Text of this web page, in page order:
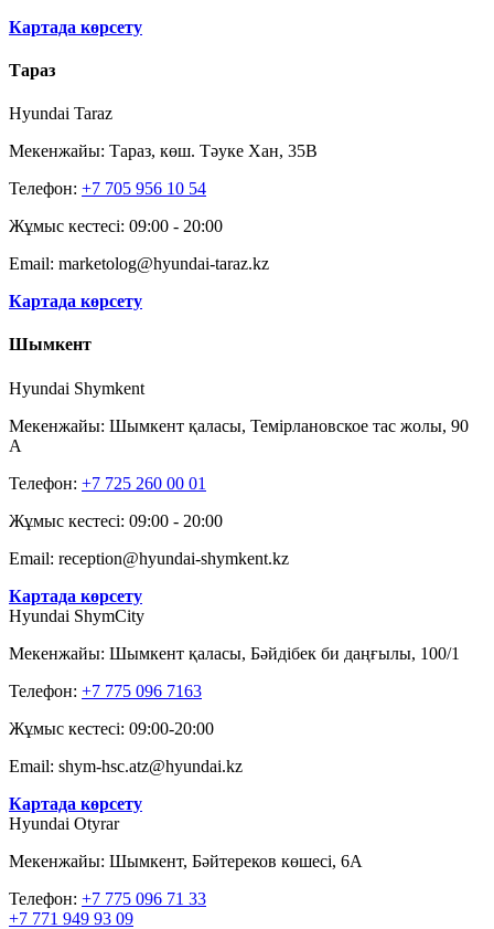
Картада көрсету
Тараз
Hyundai Taraz
Мекенжайы: Тараз, көш. Тәуке Хан, 35В
Телефон: +7 705 956 10 54
Жұмыс кестесі: 09:00 - 20:00
Email: marketolog@hyundai-taraz.kz
Картада көрсету
Шымкент
Hyundai Shymkent
Мекенжайы: Шымкент қаласы, Темірлановское тас жолы, 90
А
Телефон: +7 725 260 00 01
Жұмыс кестесі: 09:00 - 20:00
Email: reception@hyundai-shymkent.kz
Картада көрсету
Hyundai ShymCity
Мекенжайы: Шымкент қаласы, Бәйдібек би даңғылы, 100/1
Телефон: ‎+7 775 096 7163
Жұмыс кестесі: 09:00-20:00
Email: shym-hsc.atz@hyundai.kz
Картада көрсету
Hyundai Otyrar
Мекенжайы: Шымкент, Бәйтереков көшесі, 6А
Телефон: +7 775 096 71 33
+7 771 949 93 09